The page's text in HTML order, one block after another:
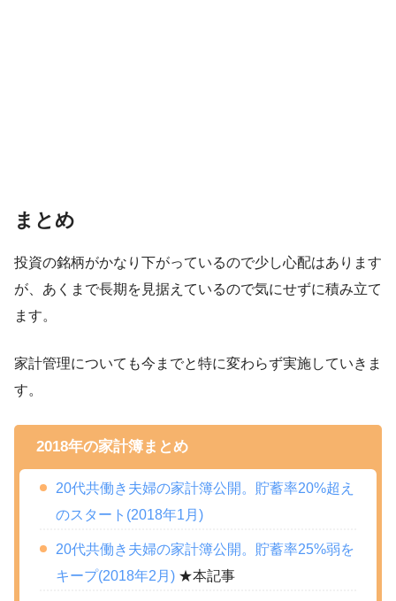
まとめ
投資の銘柄がかなり下がっているので少し心配はあります
が、あくまで長期を見据えているので気にせずに積み立て
ます。
家計管理についても今までと特に変わらず実施していきま
す。
2018年の家計簿まとめ
20代共働き夫婦の家計簿公開。貯蓄率20%超え
のスタート(2018年1月)
20代共働き夫婦の家計簿公開。貯蓄率25%弱を
キープ(2018年2月) ★本記事